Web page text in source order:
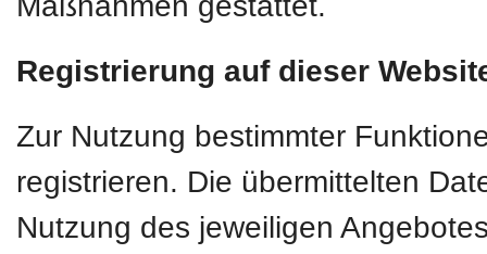
Registrierung auf dieser
Zur Nutzung bestimmter
registrieren. Die übermittelten
Nutzung des jeweiligen